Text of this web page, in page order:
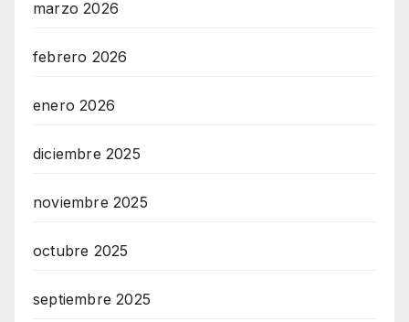
marzo 2026
febrero 2026
enero 2026
diciembre 2025
noviembre 2025
octubre 2025
septiembre 2025